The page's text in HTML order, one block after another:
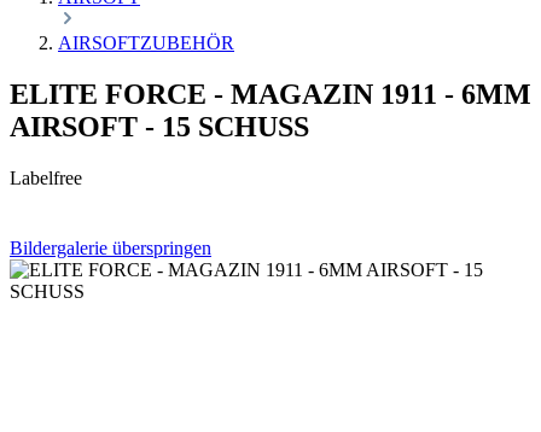
AIRSOFTZUBEHÖR
ELITE FORCE - MAGAZIN 1911 - 6MM
AIRSOFT - 15 SCHUSS
Labelfree
Bildergalerie überspringen